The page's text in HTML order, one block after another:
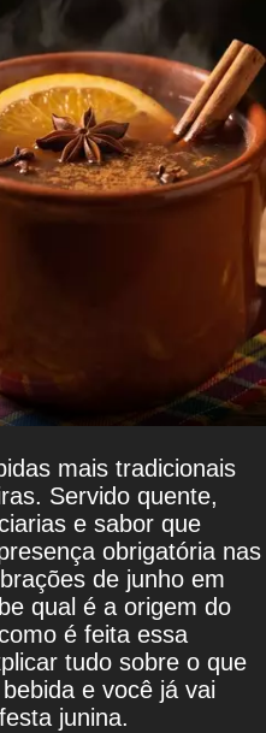
mais tradicionais
Servido quente,
e sabor que
obrigatória nas
de junho em
qual é a origem do
é feita essa
tudo sobre o que
e você já vai
junina.